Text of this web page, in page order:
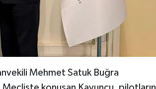
Mehmet Satuk Buğra